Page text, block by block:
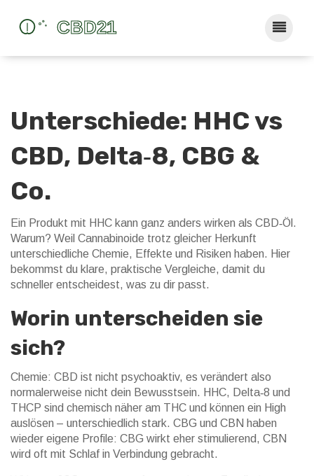
Unterschiede: HHC vs
CBD, Delta‑8, CBG &
Co.
Ein Produkt mit HHC kann ganz anders wirken als CBD‑Öl.
Warum? Weil Cannabinoide trotz gleicher Herkunft
unterschiedliche Chemie, Effekte und Risiken haben. Hier
bekommst du klare, praktische Vergleiche, damit du
schneller entscheidest, was zu dir passt.
Worin unterscheiden sie
sich?
Chemie: CBD ist nicht psychoaktiv, es verändert also
normalerweise nicht dein Bewusstsein. HHC, Delta‑8 und
THCP sind chemisch näher am THC und können ein High
auslösen – unterschiedlich stark. CBG und CBN haben
wieder eigene Profile: CBG wirkt eher stimulierend, CBN
wird oft mit Schlaf in Verbindung gebracht.